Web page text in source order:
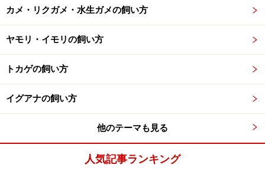
の後、2－3年で再び水中生活に戻ります。
アメリカ合衆国東部でもっとも普通のイモリであるた
め、比較的コンスタントに国内にも輸入され、流通して
います。レッドエフトは人気が高いのは当然ですが、成
体も亜種によってはオレンジ色のスポットが美しいた
ただし、やや高温に弱いため正しい知識を持って飼育す
べき種類であると言えます。
赤っ恥をかかない程度の知識
カメ・リクガメ・水生ガメの飼い方
ヤモリ・イモリの飼い方
トカゲの飼い方
イグアナの飼い方
他のテーマも見る
人気記事ランキング